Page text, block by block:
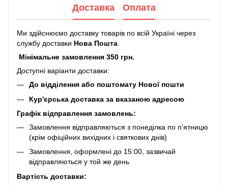
Доставка Оплата
Ми здійснюємо доставку товарів по всій Україні через
службу доставки Нова Пошта
Мінімальне замовлення 350 грн.
Доступні варіанти доставки:
До відділення або поштомату Нової пошти
Кур'єрська доставка за вказаною адресою
Графік відправлення замовлень:
Замовлення відправляються з понеділка по п’ятницю
(крім офіційних вихідних і святкових днів)
Замовлення, оформлені до 15:00, зазвичай
відправляються у той же день
Вартість доставки: